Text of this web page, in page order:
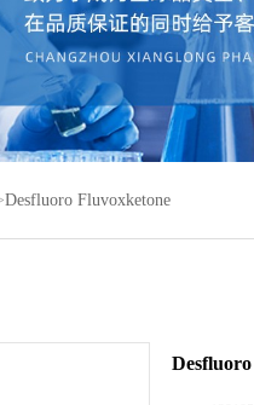
Desfluoro Fluvoxketone